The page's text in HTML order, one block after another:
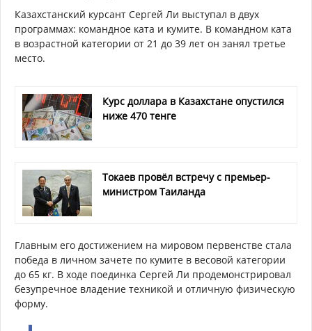
Казахстанский курсант Сергей Ли выступал в двух
программах: командное ката и кумите. В командном ката
в возрастной категории от 21 до 39 лет он занял третье
место.
Курс доллара в Казахстане опустился
ниже 470 тенге
Токаев провёл встречу с премьер-
министром Таиланда
Главным его достижением на мировом первенстве стала
победа в личном зачете по кумите в весовой категории
до 65 кг. В ходе поединка Сергей Ли продемонстрировал
безупречное владение техникой и отличную физическую
форму.